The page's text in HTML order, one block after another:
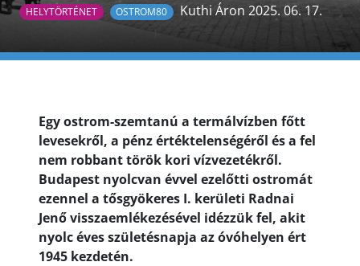
HELYTÖRTÉNET OSTROM80 Kuthi Áron 2025. 06. 17.
Egy ostrom-szemtanú a termálvízben főtt
levesekről, a pénz értéktelenségéről és a fel
nem robbant török kori vízvezetékről.
Budapest nyolcvan évvel ezelőtti ostromát
ezennel a tősgyökeres I. kerületi Radnai
Jenő visszaemlékezésével idézzük fel, akit
nyolc éves születésnapja az óvóhelyen ért
1945 kezdetén.